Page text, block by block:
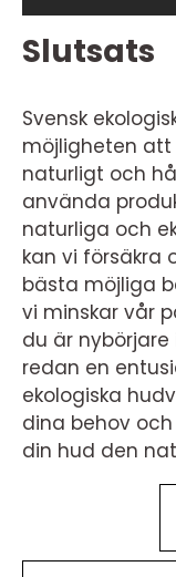
Slutsats
Svensk
möjligheten
naturligt och
använda
naturliga och
kan vi försäkra
bästa möjliga
vi minskar vår
du är
redan en
ekologiska
dina behov
din hud den